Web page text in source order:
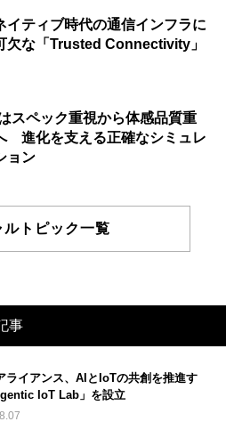
イティブ時代の通信インフラに
欠な「Trusted Connectivity」
スペック重視から体感品質重
進化を支える正確なシミュレ
ョン
ルトピック一覧
事
ライアンス、AIとIoTの共創を推進す
IoT Lab」を設立